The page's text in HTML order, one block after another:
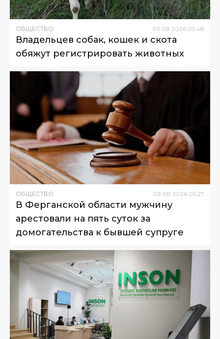
ОБЩЕСТВО 03.08.2026 05:48
Владельцев собак, кошек и скота
обяжут регистрировать животных
ОБЩЕСТВО 03 08 2026 05:27
В Ферганской области мужчину
арестовали на пять суток за
домогательства к бывшей супруге